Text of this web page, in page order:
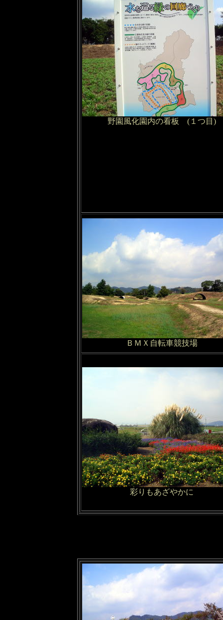
野園風化園内の看板 (１つ目)
ＢＭＸ自転車競技場
彩りもあざやかに